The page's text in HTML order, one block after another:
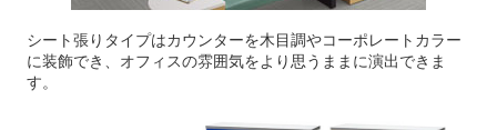
シート張りタイプはカウンターを木目調やコーポレートカラー
に装飾でき、オフィスの雰囲気をより思うままに演出できま
す。